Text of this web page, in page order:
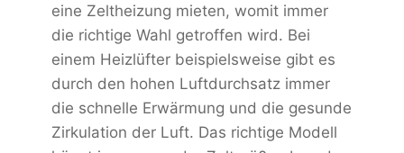
eine Zeltheizung mieten, womit immer
die richtige Wahl getroffen wird. Bei
einem Heizlüfter beispielsweise gibt es
durch den hohen Luftdurchsatz immer
die schnelle Erwärmung und die gesunde
Zirkulation der Luft. Das richtige Modell